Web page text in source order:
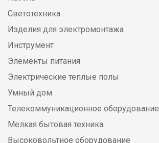
Светотехника
Изделия для электромонтажа
Инструмент
Элементы питания
Электрические теплые полы
Умный дом
Телекоммуникационное оборудование
Мелкая бытовая техника
Высоковольтное оборудование